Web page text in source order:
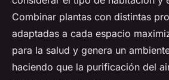
Combinar plantas con distintas
adaptadas a cada espacio
para la salud y genera un
haciendo que la purificación del